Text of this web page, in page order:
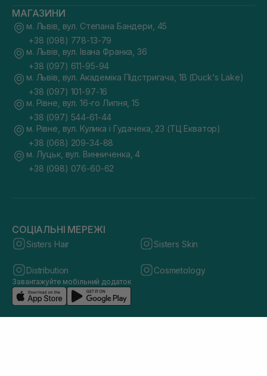
МАГАЗИНИ
м. Львів, вул. Степана Бандери, 45
+38 (098) 778-13-79
м. Львів, вул. Івана Франка, 36
+38 (097) 611-95-94
м. Львів, вул. Академіка Підстригача, 1В (Duck's Lake)
+38 (097) 101-97-16
м. Рівне, вул. 16-го Липня, 15
+38 (097) 544-61-44
м. Рівне, вул. Кулика і Гудачека, 23 (ТЦ Екватор)
+38 (068) 209-34-88
м. Луцьк, вул. Винниченка, 4
+38 (098) 076-60-62
СОЦІАЛЬНІ МЕРЕЖІ
Sisters Hair Sisters Skin
Distribution Cosmetology
Завантажуйте мобільний додаток